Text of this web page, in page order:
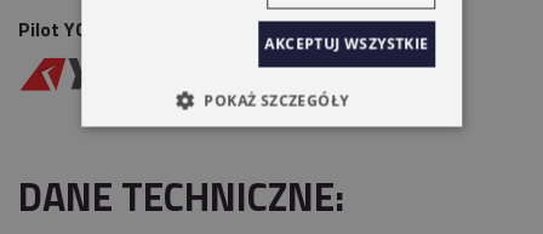
Pilot YOODA VENTO 1-KANAŁOWY
DANE TECHNICZNE:
AKCEPTUJ WSZYSTKIE
POKAŻ SZCZEGÓŁY